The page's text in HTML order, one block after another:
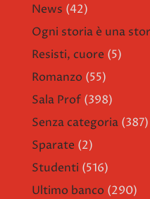
News (42)
Ogni storia è una
Resisti, cuore (5)
Romanzo (55)
Sala Prof (398)
Senza categoria (387)
Sparate (2)
Studenti (516)
Ultimo banco (290)